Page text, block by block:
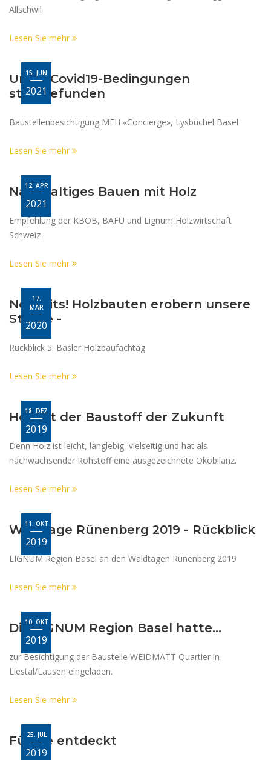
Allschwil
Lesen Sie mehr
Unter Covid19-Bedingungen
stattgefunden
15. JUN
2021
Baustellenbesichtigung MFH «Concierge», Lysbüchel Basel
Lesen Sie mehr
Nachhaltiges Bauen mit Holz
12. APR
2021
Empfehlung der KBOB, BAFU und Lignum Holzwirtschaft
Schweiz
Lesen Sie mehr
No limits! Holzbauten erobern unsere
Städte -
17.
MÄR
2020
Rückblick 5. Basler Holzbaufachtag
Lesen Sie mehr
Holz ist der Baustoff der Zukunft
18. DEZ
2019
Denn Holz ist leicht, langlebig, vielseitig und hat als
nachwachsender Rohstoff eine ausgezeichnete Ökobilanz.
Lesen Sie mehr
Waldtage Rünenberg 2019 - Rückblick
11. OKT
2019
LIGNUM Region Basel an den Waldtagen Rünenberg 2019
Lesen Sie mehr
Die LIGNUM Region Basel hatte...
10. OKT
2019
zur Besichtigung der Baustelle WEIDMATT Quartier in
Liestal/Lausen eingeladen.
Lesen Sie mehr
Für Sie entdeckt
25. JUL
2019